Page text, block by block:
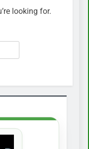
looking for.